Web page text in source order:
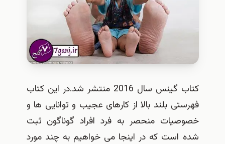
کتاب گینس سال 2016 منتشر شد.در این کتاب
بلند بالا از کارهای عجیب و توانایی ها و
منحصر به فرد افراد گوناگون ثبت
که در اینجا می خواهیم به چند مورد